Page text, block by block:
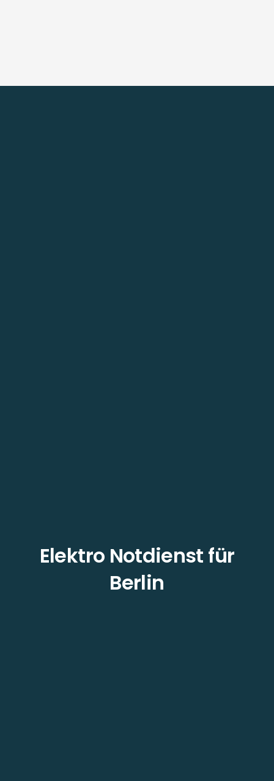
Elektro Notdienst für
Berlin